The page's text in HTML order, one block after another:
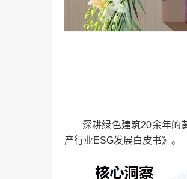
深耕绿色建筑20余年的黄
产行业ESG发展白皮书》。